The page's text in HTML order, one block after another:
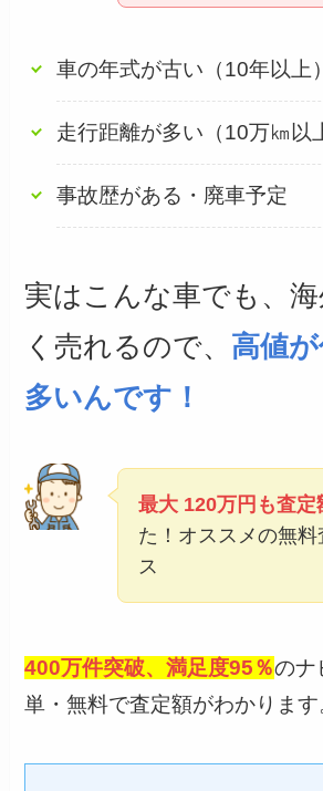
車の年式が古い（10年以上）
走行距離が多い（10万㎞以
事故歴がある・廃車予定
実はこんな車でも、
く売れるので、 高値
多いんです！
最大 120万円も査定
た！オススメの無
ス
400万件突破、満足度95％のナ
単・無料で査定額がわかります